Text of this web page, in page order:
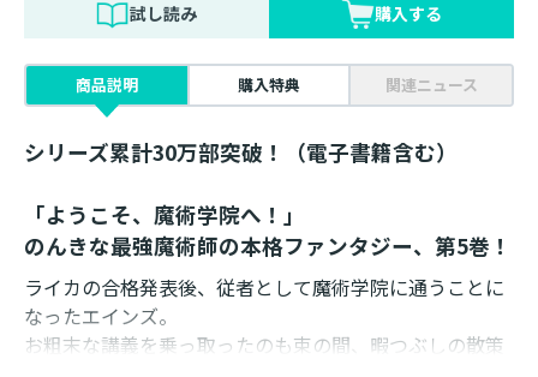
試し読み 購入する
商品説明 購入特典 関連ニュース
シリーズ累計30万部突破！（電子書籍含む）
「ようこそ、魔術学院へ！」
のんきな最強魔術師の本格ファンタジー、第5巻！
ライカの合格発表後、従者として魔術学院に通うことに
なったエインズ。
お粗末な講義を乗っ取ったのも束の間、暇つぶしの散策